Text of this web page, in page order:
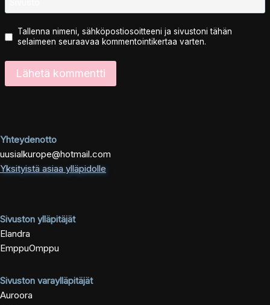
Tallenna nimeni, sähköpostiosoitteeni ja sivustoni tähän
selaimeen seuraavaa kommentointikertaa varten.
Yhteydenotto
uusialkurope@hotmail.com
Yksityistä asiaa ylläpidolle
Sivuston ylläpitäjät
Elandra
EmppuOmppu
Sivuston varaylläpitäjät
Auroora